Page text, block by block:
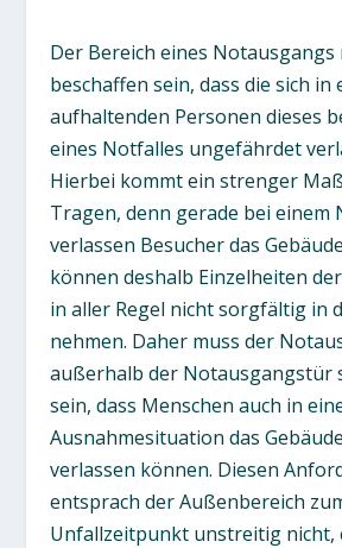
Der Bereich eines Notausgangs
beschaffen sein, dass die sich in
aufhaltenden Personen dieses
eines Notfalles ungefährdet
Hierbei kommt ein strenger
Tragen, denn gerade bei einem
verlassen Besucher das
können deshalb Einzelheiten
in aller Regel nicht sorgfältig in
nehmen. Daher muss der
außerhalb der Notausgangstür
sein, dass Menschen auch in
Ausnahmesituation das
verlassen können. Diesen
entsprach der Außenbereich
Unfallzeitpunkt unstreitig nicht,